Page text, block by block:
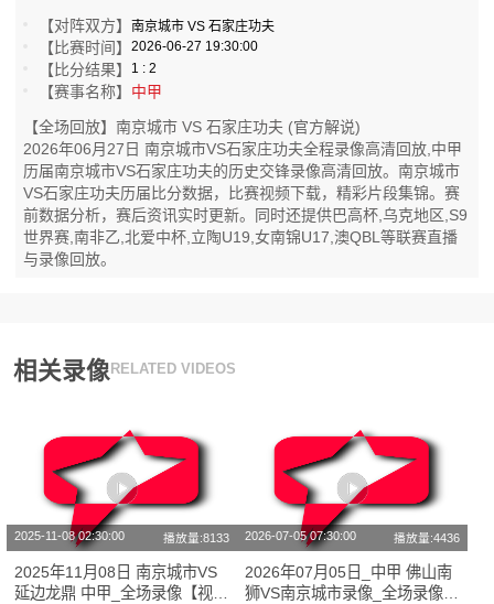
【对阵双方】南京城市 VS 石家庄功夫
【比赛时间】2026-06-27 19:30:00
【比分结果】 1 : 2
【赛事名称】 中甲
【全场回放】南京城市 VS 石家庄功夫 (官方解说)
2026年06月27日 南京城市VS石家庄功夫全程录像高清回放,中甲
历届南京城市VS石家庄功夫的历史交锋录像高清回放。南京城市
VS石家庄功夫历届比分数据，比赛视频下载，精彩片段集锦。赛
前数据分析，赛后资讯实时更新。同时还提供巴高杯,乌克地区,S9
世界赛,南非乙,北爱中杯,立陶U19,女南锦U17,澳QBL等联赛直播
与录像回放。
相关录像 RELATED VIDEOS
2025-11-08 02:30:00 播放量:8133
2025年11月08日 南京城市VS
延边龙鼎 中甲_全场录像【视频
2026-07-05 07:30:00 播放量:4436
2026年07月05日_中甲 佛山南
狮VS南京城市录像_全场录像